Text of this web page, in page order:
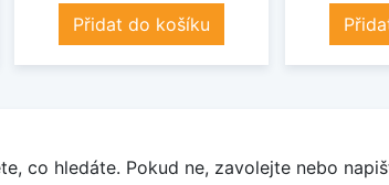
Přidat do košíku
co hledáte. Pokud ne, zavolejte nebo